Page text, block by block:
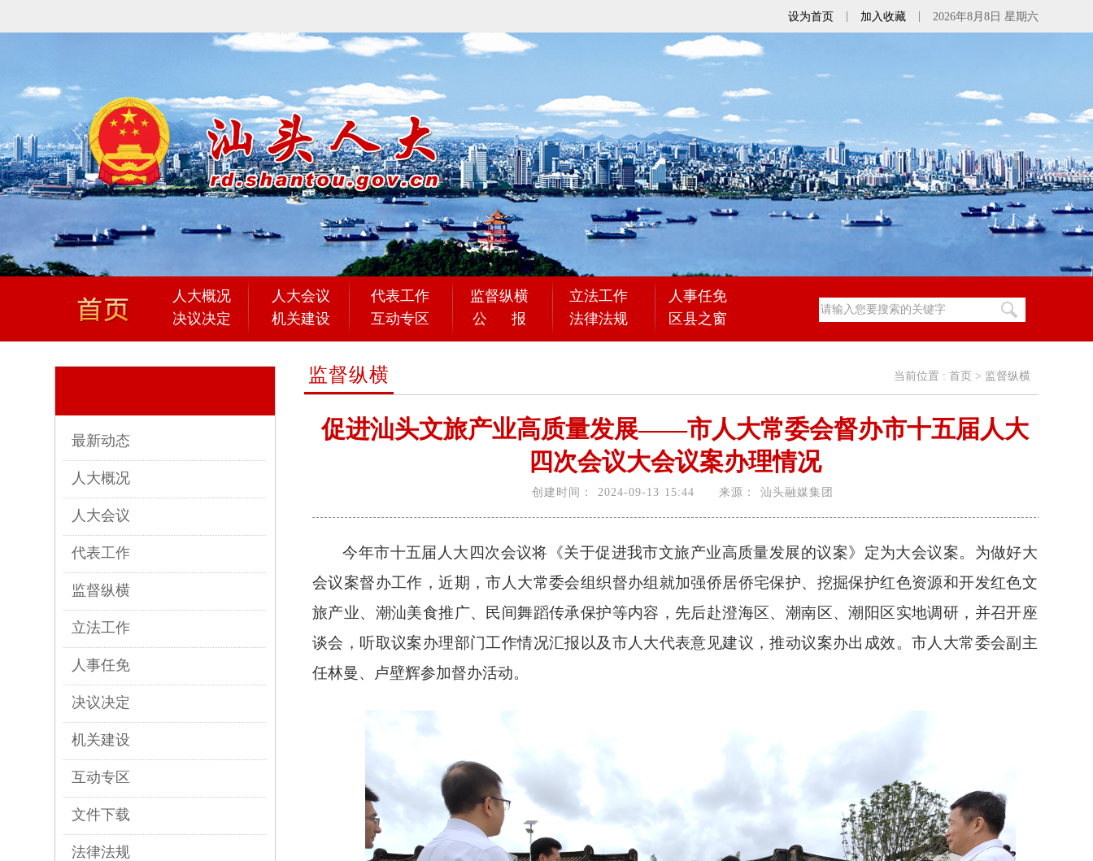
设为首页 加入收藏 2026年8月8日 星期六
人大概况 人大会议 代表工作 监督纵横 立法工作
人事任免
决议决定
机关建设 互动专区 公 报 法律法规 区县之窗
最新动态
人大概况
人大会议
代表工作
监督纵横
立法工作
人事任免
决议决定
机关建设
互动专区
文件下载
法律法规
监督纵横 当前位置 : 首页 > 监督纵横
促进汕头文旅产业高质量发展——市人大常委会督办市十五届人大
四次会议大会议案办理情况
创建时间： 2024-09-13 15:44 来源： 汕头融媒集团
今年市十五届人大四次会议将《关于促进我市文旅产业高质量发展的议案》定为大会议案。为做好大
会议案督办工作，近期，市人大常委会组织督办组就加强侨居侨宅保护、挖掘保护红色资源和开发红色文
旅产业、潮汕美食推广、民间舞蹈传承保护等内容，先后赴澄海区、潮南区、潮阳区实地调研，并召开座
谈会，听取议案办理部门工作情况汇报以及市人大代表意见建议，推动议案办出成效。市人大常委会副主
任林曼、卢壁辉参加督办活动。